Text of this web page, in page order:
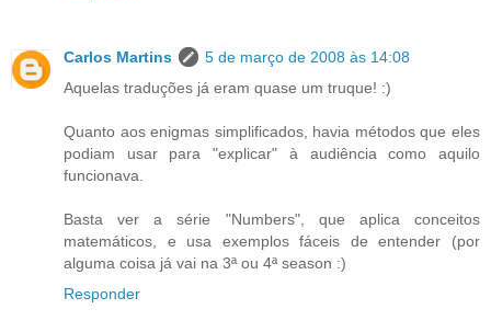
Carlos Martins
5 de março de 2008 às 14:08
Aquelas traduções já eram quase um truque! :)
Quanto aos enigmas simplificados, havia métodos que eles
podiam usar para "explicar" à audiência como aquilo
funcionava.
Basta ver a série "Numbers", que aplica conceitos
matemáticos, e usa exemplos fáceis de entender (por
alguma coisa já vai na 3ª ou 4ª season :)
Responder